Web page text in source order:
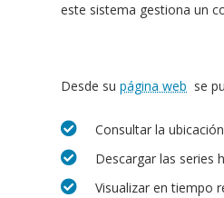
este sistema gestiona un
Desde su página web se
Consultar la
Descargar las series
Visualizar en tiempo